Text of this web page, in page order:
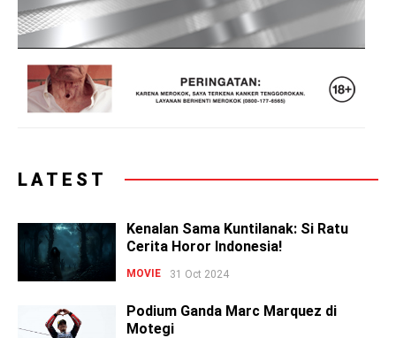
LATEST
Kenalan Sama Kuntilanak: Si Ratu
Cerita Horor Indonesia!
MOVIE 31 Oct 2024
Podium Ganda Marc Marquez di
Motegi